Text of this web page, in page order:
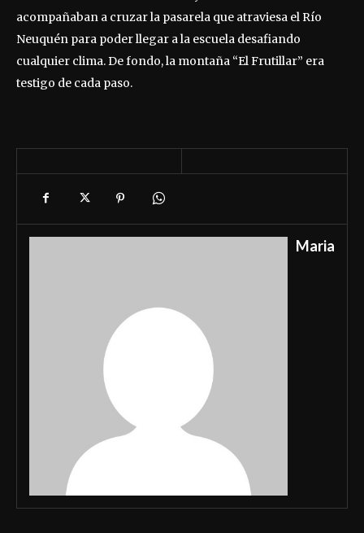
acompañaban a cruzar la pasarela que atraviesa el Río
Neuquén para poder llegar a la escuela desafiando
cualquier clima. De fondo, la montaña “El Frutillar” era
testigo de cada paso.
Maria